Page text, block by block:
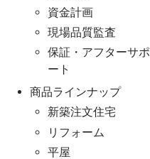
資金計画
現場品質監査
保証・アフターサポ
ート
商品ラインナップ
新築注文住宅
リフォーム
平屋